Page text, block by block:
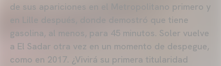
de sus apariciones en el Metropolitano primero y
en Lille después, donde demostró que tiene
gasolina, al menos, para 45 minutos. Soler vuelve
a El Sadar otra vez en un momento de despegue,
como en 2017. ¿Vivirá su primera titularidad